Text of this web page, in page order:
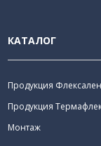
КАТАЛОГ
Продукция Флексален
Продукция
Монтаж